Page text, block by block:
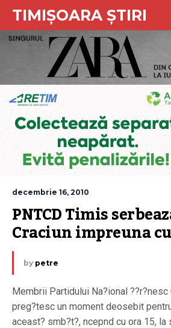
TIMIȘOARA ȘTIRI
decembrie 16, 2010
PNTCD Timis
Craciun impreuna
by petre
Membrii Partidului Na?ional
preg?tesc un moment deosebit
aceast? smb?t?, ncepnd cu ora 15,